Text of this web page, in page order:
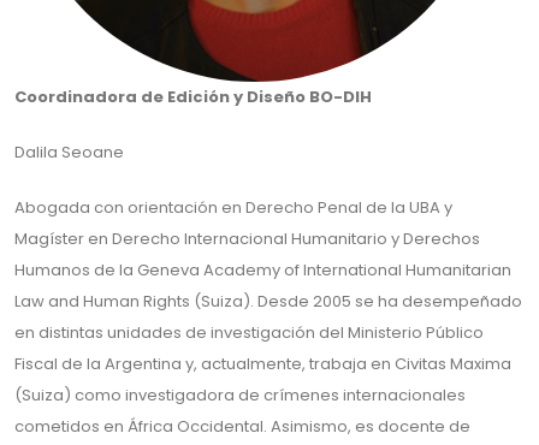
Coordinadora de Edición y Diseño BO-DIH
Dalila Seoane
Abogada con orientación en Derecho Penal de la UBA y
Magíster en Derecho Internacional Humanitario y Derechos
Humanos de la Geneva Academy of International Humanitarian
Law and Human Rights (Suiza). Desde 2005 se ha desempeñado
en distintas unidades de investigación del Ministerio Público
Fiscal de la Argentina y, actualmente, trabaja en Civitas Maxima
(Suiza) como investigadora de crímenes internacionales
cometidos en África Occidental. Asimismo, es docente de